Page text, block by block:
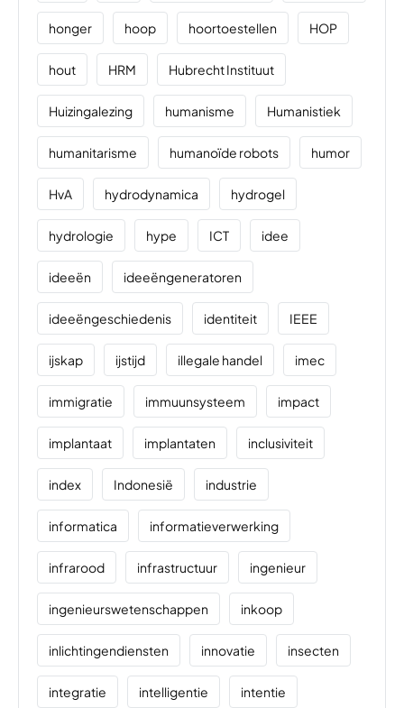
honger hoop hoortoestellen HOP
hout HRM Hubrecht Instituut
Huizingalezing humanisme Humanistiek
humanitarisme humanoïde robots humor
HvA hydrodynamica hydrogel
hydrologie hype ICT idee
ideeën ideeëngeneratoren
ideeëngeschiedenis identiteit IEEE
ijskap ijstijd illegale handel imec
immigratie immuunsysteem impact
implantaat implantaten inclusiviteit
index Indonesië industrie
informatica informatieverwerking
infrarood infrastructuur ingenieur
ingenieurswetenschappen inkoop
inlichtingendiensten innovatie insecten
integratie intelligentie intentie